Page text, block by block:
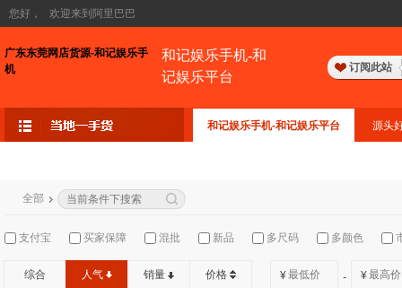
您好， 欢迎来到阿里巴巴
广东东莞网店货源-和记娱乐手
机
和记娱乐手机-和
记娱乐平台
订阅此站
和记娱乐手机-和记娱乐平台 源头
全部
支付宝 买家保障 混批 新品 多尺码 多颜色
综合 人气 销量 价格 ¥ - ¥